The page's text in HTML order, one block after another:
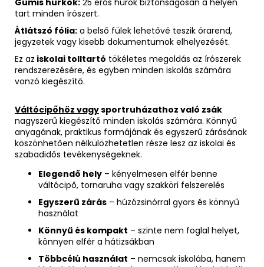
Gumis hurkok: 25 erős hurok biztonságosan a helyén
tart minden írószert.
Átlátszó fólia: a belső fülek lehetővé teszik órarend,
jegyzetek vagy kisebb dokumentumok elhelyezését.
Ez az iskolai tolltartó tökéletes megoldás az írószerek
rendszerezésére, és egyben minden iskolás számára
vonzó kiegészítő.
Váltócipőhöz vagysportruházathoz való zsák
nagyszerű kiegészítő minden iskolás számára. Könnyű
anyagának, praktikus formájának és egyszerű zárásának
köszönhetően nélkülözhetetlen része lesz az iskolai és
szabadidős tevékenységeknek.
Elegendő hely – kényelmesen elfér benne
váltócipő, tornaruha vagy szakköri felszerelés
Egyszerű zárás – húzózsinórral gyors és könnyű
használat
Könnyű és kompakt – szinte nem foglal helyet,
könnyen elfér a hátizsákban
Többcélú használat – nemcsak iskolába, hanem